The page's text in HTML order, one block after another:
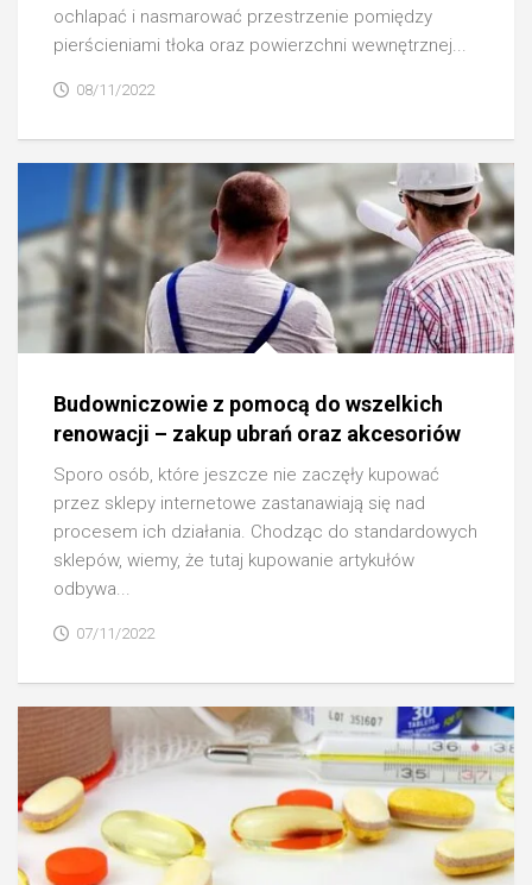
ochlapać i nasmarować przestrzenie pomiędzy
pierścieniami tłoka oraz powierzchni wewnętrznej...
08/11/2022
Budowniczowie z pomocą do wszelkich
renowacji – zakup ubrań oraz akcesoriów
Sporo osób, które jeszcze nie zaczęły kupować
przez sklepy internetowe zastanawiają się nad
procesem ich działania. Chodząc do standardowych
sklepów, wiemy, że tutaj kupowanie artykułów
odbywa...
07/11/2022